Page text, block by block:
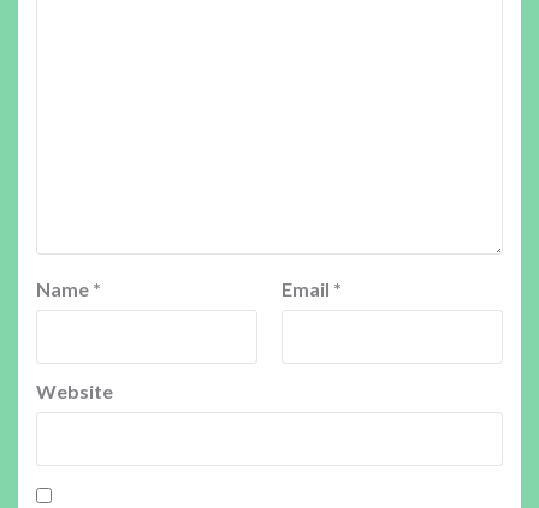
Name * Email *
Website